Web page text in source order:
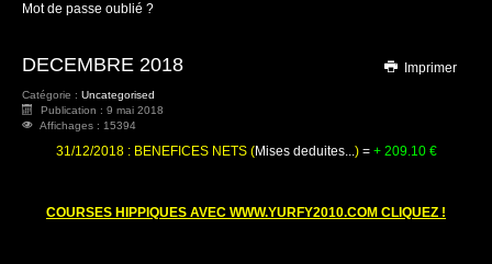
Mot de passe oublié ?
Imprimer
DECEMBRE 2018
Catégorie : Uncategorised
Publication : 9 mai 2018
Affichages : 15394
31/12/2018 : BENEFICES NETS (Mises deduites...) = + 209.10 €
COURSES HIPPIQUES AVEC WWW.YURFY2010.COM CLIQUEZ !